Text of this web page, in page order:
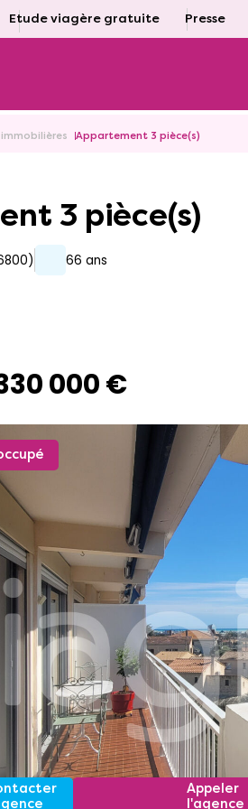
Etude viagère gratuite Presse
Appartement 3 pièce(s)
3 pièce(s)
66 ans
000 €
Appeler
l'agence